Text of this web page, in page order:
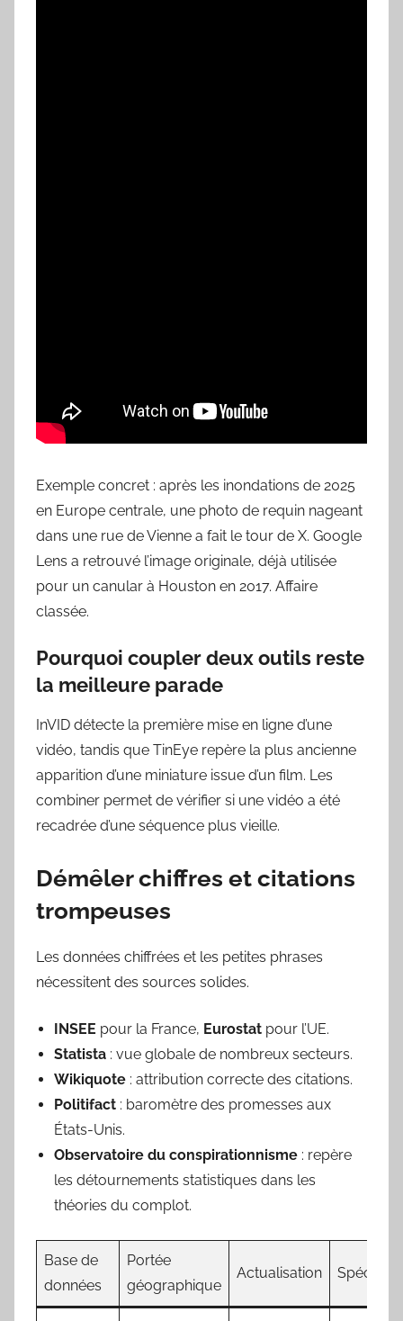
Exemple concret : après les inondations de 2025
en Europe centrale, une photo de requin nageant
dans une rue de Vienne a fait le tour de X. Google
Lens a retrouvé l’image originale, déjà utilisée
pour un canular à Houston en 2017. Affaire
classée.
Pourquoi coupler deux outils reste
la meilleure parade
InVID détecte la première mise en ligne d’une
vidéo, tandis que TinEye repère la plus ancienne
apparition d’une miniature issue d’un film. Les
combiner permet de vérifier si une vidéo a été
recadrée d’une séquence plus vieille.
Démêler chiffres et citations
trompeuses
Les données chiffrées et les petites phrases
nécessitent des sources solides.
INSEE pour la France, Eurostat pour l’UE.
Statista : vue globale de nombreux secteurs.
Wikiquote : attribution correcte des citations.
Politifact : baromètre des promesses aux
États-Unis.
Observatoire du conspirationnisme : repère
les détournements statistiques dans les
théories du complot.
Base de
données
Portée
géographique
Actualisation